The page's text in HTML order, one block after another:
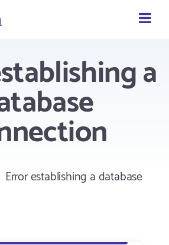
a
establishing a database